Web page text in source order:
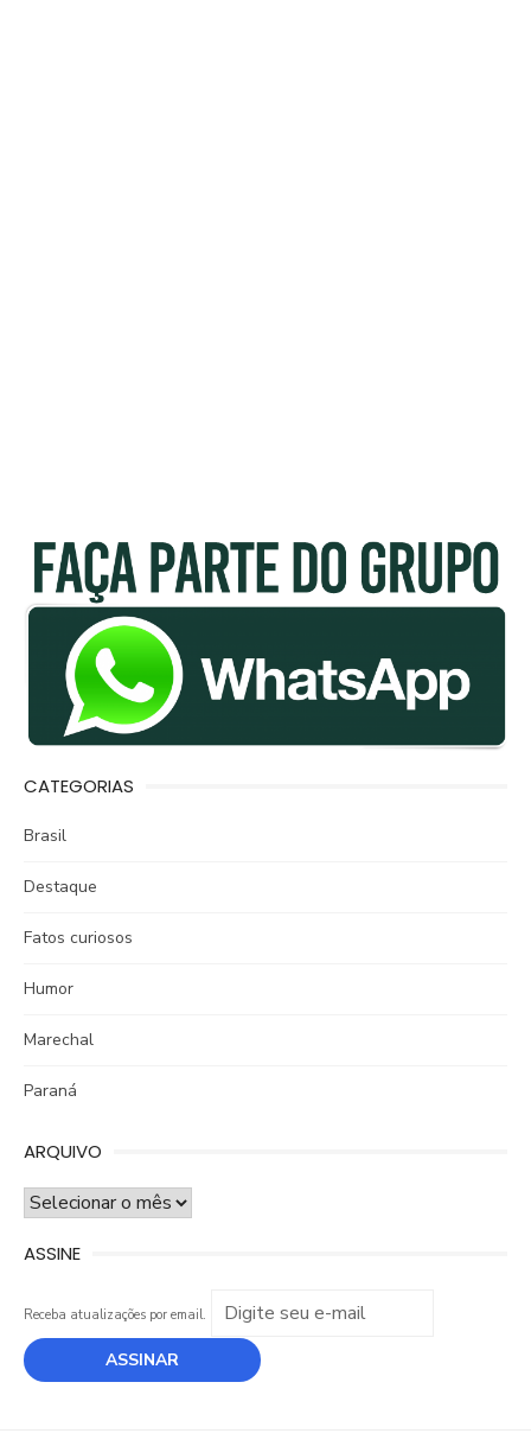
CATEGORIAS
Brasil
Destaque
Fatos curiosos
Humor
Marechal
Paraná
ARQUIVO
ARQUIVO
ASSINE
Receba atualizações por email.